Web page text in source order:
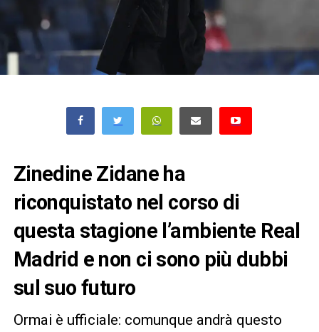
Zinedine Zidane ha
riconquistato nel corso di
questa stagione l’ambiente Real
Madrid e non ci sono più dubbi
sul suo futuro
Ormai è ufficiale: comunque andrà questo